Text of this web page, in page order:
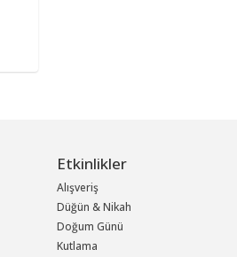
Etkinlikler
Alışveriş
Düğün & Nikah
Doğum Günü
Kutlama